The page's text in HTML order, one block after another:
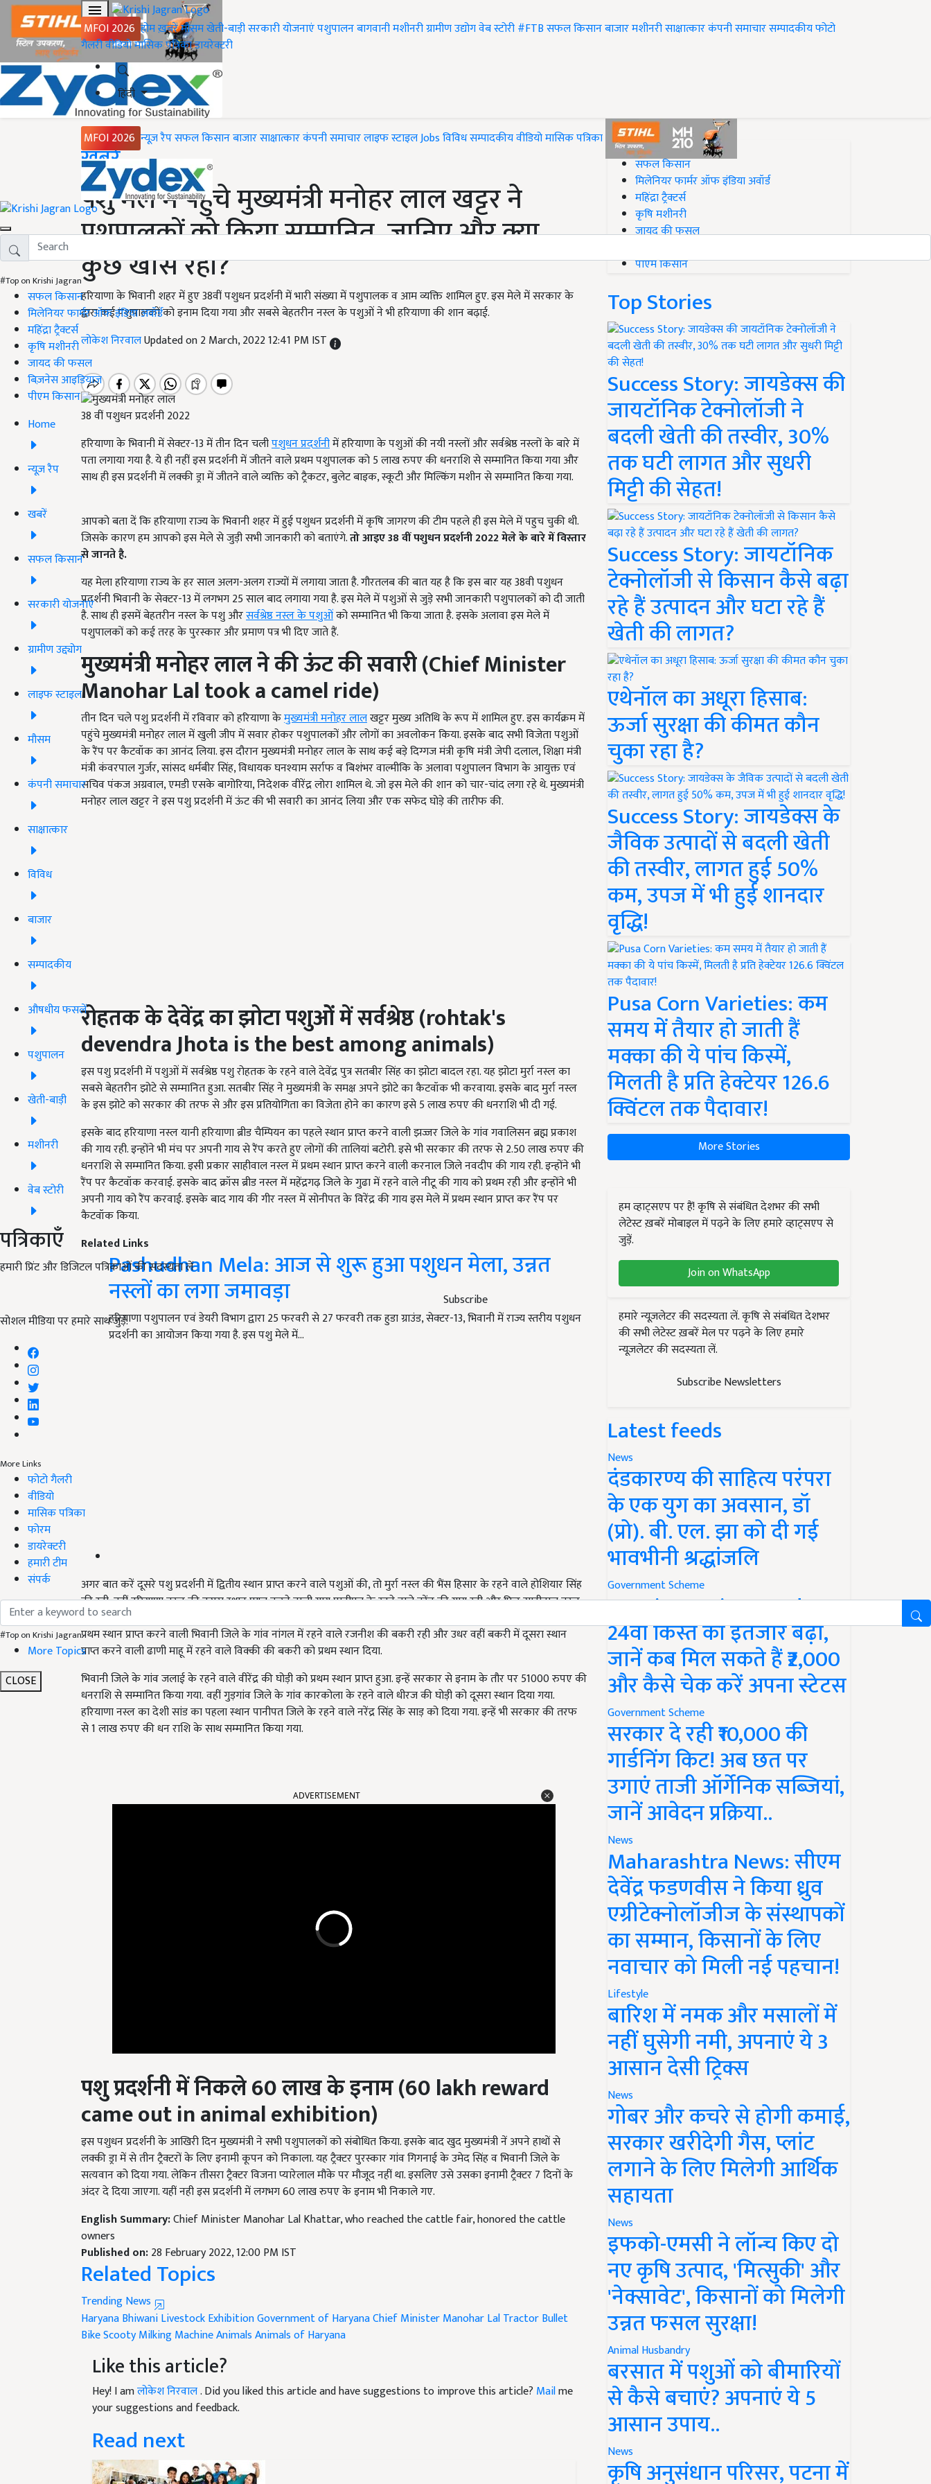
MFOI 2026 होमख़बरेंमौसमखेती-बाड़ीसरकारी योजनाएंपशुपालनबागवानीमशीनरीग्रामीण उद्योगवेब स्टोरी#FTBसफल किसानबाजारमशीनरीसाक्षात्कारकंपनी समाचारसम्पादकीयफोटो
गैलरीवीडियोमासिक पत्रिकाडायरेक्टरी
हिंदी
MFOI 2026 न्यूज़ रैपसफल किसानबाजारसाक्षात्कारकंपनी समाचारलाइफ स्टाइलJobsविविधसम्पादकीयवीडियोमासिक पत्रिका
#Top on Krishi Jagran
सफल किसान
मिलेनियर फार्मर ऑफ इंडिया अवॉर्ड
महिंद्रा ट्रैक्टर्स
कृषि मशीनरी
जायद की फसल
बिज़नेस आइडियाज
पीएम किसान
Home
न्यूज़ रैप
खबरें
सफल किसान
सरकारी योजनाएं
ग्रामीण उद्द्योग
लाइफ स्टाइल
मौसम
कंपनी समाचार
साक्षात्कार
विविध
बाजार
सम्पादकीय
औषधीय फसलें
पशुपालन
खेती-बाड़ी
मशीनरी
वेब स्टोरी
पत्रिकाएँ
हमारी प्रिंट और डिजिटल पत्रिकाओं की सदस्यता लें
Subscribe
सोशल मीडिया पर हमारे साथ जुड़ें:
More Links
फोटो गैलरी
वीडियो
मासिक पत्रिका
फोरम
डायरेक्टरी
हमारी टीम
संपर्क
#Top on Krishi Jagran
More Topics
CLOSE
Home
ख़बरें
पशु मेले में पहुंचे मुख्यमंत्री मनोहर लाल खट्टर ने
पशुपालकों को किया सम्मानित, जानिए और क्या
कुछ खास रहा?
हरियाणा के भिवानी शहर में हुए 38वीं पशुधन प्रदर्शनी में भारी संख्या में पशुपालक व आम व्यक्ति शामिल हुए. इस मेले में सरकार के
द्वारा कई पशुपालकों को इनाम दिया गया और सबसे बेहतरीन नस्ल के पशुओं ने भी हरियाणा की शान बढ़ाई.
लोकेश निरवालUpdated on 2 March, 2022 12:41 PM IST
38 वीं पशुधन प्रदर्शनी 2022
हरियाणा के भिवानी में सेक्टर-13 में तीन दिन चलीपशुधन प्रदर्शनीमें हरियाणा के पशुओं की नयी नस्लों और सर्वश्रेष्ठ नस्लों के बारे में
पता लगाया गया है. ये ही नहीं इस प्रदर्शनी में जीतने वाले प्रथम पशुपालक को 5 लाख रुपए की धनराशि से सम्मानित किया गया और
साथ ही इस प्रदर्शनी में लक्की ड्रा में जीतने वाले व्यक्ति को ट्रैकटर, बुलेट बाइक, स्कूटी और मिल्किंग मशीन से सम्मानित किया गया.
आपको बता दें कि हरियाणा राज्य के भिवानी शहर में हुई पशुधन प्रदर्शनी में कृषि जागरण की टीम पहले ही इस मेले में पहुच चुकी थी.
जिसके कारण हम आपको इस मेले से जुड़ी सभी जानकारी को बताएंगे.तो आइए38वीं पशुधन प्रदर्शनी2022मेले के बारे में विस्तार
से जानते है.
यह मेला हरियाणा राज्य के हर साल अलग-अलग राज्यों में लगाया जाता है. गौरतलब की बात यह है कि इस बार यह 38वी पशुधन
प्रदर्शनी भिवानी के सेक्टर-13 में लगभग 25 साल बाद लगाया गया है. इस मेले में पशुओं से जुड़े सभी जानकारी पशुपालकों को दी जाती
है. साथ ही इसमें बेहतरीन नस्ल के पशु औरसर्वश्रेष्ठ नस्ल के पशुओंको सम्मानित भी किया जाता है. इसके अलावा इस मेले में
पशुपालकों को कई तरह के पुरस्कार और प्रमाण पत्र भी दिए जाते हैं.
मुख्यमंत्री मनोहर लाल ने की ऊंट की सवारी(Chief Minister
Manohar Lal took a camel ride)
तीन दिन चले पशु प्रदर्शनी में रविवार को हरियाणा केमुख्यमंत्री मनोहर लालखट्टर मुख्य अतिथि के रूप में शामिल हुए. इस कार्यक्रम में
पहुंचे मुख्यमंत्री मनोहर लाल में खुली जीप में सवार होकर पशुपालकों और लोगों का अवलोकन किया. इसके बाद सभी विजेता पशुओं
के रैंप पर कैटवॉक का आनंद लिया. इस दौरान मुख्यमंत्री मनोहर लाल के साथ कई बड़े दिग्गज मंत्री कृषि मंत्री जेपी दलाल, शिक्षा मंत्री
मंत्री कंवरपाल गुर्जर, सांसद धर्मबीर सिंह, विधायक घनश्याम सर्राफ व बिशंभर वाल्मीकि के अलावा पशुपालन विभाग के आयुक्त एवं
सचिव पंकज अग्रवाल, एमडी एसके बागोरिया, निदेशक वीरेंद्र लोरा शामिल थे. जो इस मेले की शान को चार-चांद लगा रहे थे. मुख्यमंत्री
मनोहर लाल खट्टर ने इस पशु प्रदर्शनी में ऊंट की भी सवारी का आनंद लिया और एक सफेद घोड़े की तारीफ की.
रोहतक के देवेंद्र का झोटा पशुओं में सर्वश्रेष्ठ(rohtak's
devendra Jhota is the best among animals)
इस पशु प्रदर्शनी में पशुओं में सर्वश्रेष्ठ पशु रोहतक के रहने वाले देवेंद्र पुत्र सतबीर सिंह का झोटा बादल रहा. यह झोटा मुर्रा नस्ल का
सबसे बेहतरीन झोटे से सम्मानित हुआ. सतबीर सिंह ने मुख्यमंत्री के समक्ष अपने झोटे का कैटवॉक भी करवाया. इसके बाद मुर्रा नस्ल
के इस झोटे को सरकार की तरफ से और इस प्रतियोगिता का विजेता होने का कारण इसे 5 लाख रुपए की धनराशि भी दी गई.
इसके बाद हरियाणा नस्ल यानी हरियाणा ब्रीड चैम्पियन का पहले स्थान प्राप्त करने वाली झज्जर जिले के गांव गवालिसन ब्रह्म प्रकाश
की गाय रही. इन्होंने भी मंच पर अपनी गाय से रैंप करते हुए लोगों की तालियां बटोरी. इसे भी सरकार की तरफ से 2.50 लाख रुपए की
धनराशि से सम्मानित किया. इसी प्रकार साहीवाल नस्ल में प्रथम स्थान प्राप्त करने वाली करनाल जिले नवदीप की गाय रही. इन्होंने भी
रैंप पर कैटवॉक करवाई. इसके बाद क्रॉस ब्रीड नस्ल में महेंद्रगढ़ जिले के गुढा में रहने वाले नीटू की गाय को प्रथम रही और इन्होंने भी
अपनी गाय को रैंप करवाई. इसके बाद गाय की गीर नस्ल में सोनीपत के विरेंद्र की गाय इस मेले में प्रथम स्थान प्राप्त कर रैंप पर
कैटवॉक किया.
Related Links
Pashudhan Mela: आज से शुरू हुआ पशुधन मेला, उन्नत
नस्लों का लगा जमावड़ा
हरियाणा पशुपालन एवं डेयरी विभाग द्वारा 25 फरवरी से 27 फरवरी तक हुडा ग्राउंड, सेक्टर-13, भिवानी में राज्य स्तरीय पशुधन
प्रदर्शनी का आयोजन किया गया है. इस पशु मेले में…
अगर बात करें दूसरे पशु प्रदर्शनी में द्वितीय स्थान प्राप्त करने वाले पशुओं की, तो मुर्रा नस्ल की भैंस हिसार के रहने वाले होशियार सिंह
की रही. वहीं हरियाणा नस्ल की दूसरा स्थान प्राप्त करने वाली गाय पानीपत के रहने वाले नरेंद्र की गाय रही और फिर साहीवाल नस्ल
में करनाल के रहने वाले वासुदेव की गाय और फिर क्रॉस ब्रीड नस्ल में महेंद्रगढ़ के रहने वाले नीटू की गाय रही. इसी प्रकार से बकरी में
प्रथम स्थान प्राप्त करने वाली भिवानी जिले के गांव नांगल में रहने वाले रजनीश की बकरी रही और उधर वहीं बकरी में दूसरा स्थान
प्राप्त करने वाली ढाणी माहू में रहने वाले विक्की की बकरी को प्रथम स्थान दिया.
भिवानी जिले के गांव जलाई के रहने वाले वीरेंद्र की घोड़ी को प्रथम स्थान प्राप्त हुआ. इन्हें सरकार से इनाम के तौर पर 51000 रुपए की
धनराशि से सम्मानित किया गया. वहीं गुड़गांव जिले के गांव कारकोला के रहने वाले धीरज की घोड़ी को दूसरा स्थान दिया गया.
हरियाणा नस्ल का देशी सांड का पहला स्थान पानीपत जिले के रहने वाले नरेंद्र सिंह के साड़ को दिया गया. इन्हें भी सरकार की तरफ
से 1 लाख रुपए की धन राशि के साथ सम्मानित किया गया.
पशु प्रदर्शनी में निकले 60लाख के इनाम(60 lakh reward
came out in animal exhibition)
इस पशुधन प्रदर्शनी के आखिरी दिन मुख्यमंत्री ने सभी पशुपालकों को संबोधित किया. इसके बाद खुद मुख्यमंत्री नें अपने हाथों से
लक्की ड्रा में से तीन ट्रैक्टरों के लिए इनामी कूपन को निकाला. यह ट्रैक्टर पुरस्कार गांव गिगनाई के उमेद सिंह व भिवानी जिले के
सत्यवान को दिया गया. लेकिन तीसरा ट्रैक्टर विजना प्यारेलाल मौके पर मौजूद नहीं था. इसलिए उसे उसका इनामी ट्रैक्टर 7 दिनों के
अंदर दे दिया जाएगा. यहीं नही इस प्रदर्शनी में लगभग 60 लाख रुपए के इनाम भी निकाले गए.
owners
Published on:
Related Topics
Trending News
HaryanaBhiwaniLivestock Exhibition
BikeScootyMilking MachineAnimals Animals of Haryana
Like this article?
Hey! I amलोकेश निरवाल. Did you liked this article and have suggestions to improve this article?
your suggestions and feedback.
Read next
#Top on Krishi Jagran
सफल किसान
मिलेनियर फार्मर ऑफ इंडिया अवॉर्ड
महिंद्रा ट्रैक्टर्स
कृषि मशीनरी
जायद की फसल
पीएम किसान
Top Stories
Success Story: जायडेक्स की
जायटॉनिक टेक्नोलॉजी ने
बदली खेती की तस्वीर, 30%
तक घटी लागत और सुधरी
मिट्टी की सेहत!
Success Story: जायटॉनिक
टेक्नोलॉजी से किसान कैसे बढ़ा
रहे हैं उत्पादन और घटा रहे हैं
खेती की लागत?
एथेनॉल का अधूरा हिसाब:
ऊर्जा सुरक्षा की कीमत कौन
चुका रहा है?
Success Story: जायडेक्स के
जैविक उत्पादों से बदली खेती
की तस्वीर, लागत हुई 50%
कम, उपज में भी हुई शानदार
वृद्धि!
Pusa Corn Varieties: कम
समय में तैयार हो जाती हैं
मक्का की ये पांच किस्में,
मिलती है प्रति हेक्टेयर 126.6
क्विंटल तक पैदावार!
More Stories
हम व्हाट्सएप पर हैं! कृषि से संबंधित देशभर की सभी
लेटेस्ट ख़बरें मोबाइल में पढ़ने के लिए हमारे व्हाट्सएप से
जुड़ें.
Join on WhatsApp
हमारे न्यूज़लेटर की सदस्यता लें. कृषि से संबंधित देशभर
की सभी लेटेस्ट ख़बरें मेल पर पढ़ने के लिए हमारे
न्यूज़लेटर की सदस्यता लें.
Subscribe Newsletters
Latest feeds
News
दंडकारण्य की साहित्य परंपरा
के एक युग का अवसान, डॉ
(प्रो). बी. एल. झा को दी गई
भावभीनी श्रद्धांजलि
Government Scheme
PM Kisan Yojana Update:
24वीं किस्त का इंतजार बढ़ा,
जानें कब मिल सकते हैं ₹2,000
और कैसे चेक करें अपना स्टेटस
Government Scheme
सरकार दे रही ₹10,000 की
गार्डनिंग किट! अब छत पर
उगाएं ताजी ऑर्गेनिक सब्जियां,
जानें आवेदन प्रक्रिया..
News
Maharashtra News: सीएम
देवेंद्र फडणवीस ने किया ध्रुव
एग्रीटेक्नोलॉजीज के संस्थापकों
का सम्मान, किसानों के लिए
नवाचार को मिली नई पहचान!
Lifestyle
बारिश में नमक और मसालों में
नहीं घुसेगी नमी, अपनाएं ये 3
आसान देसी ट्रिक्स
News
गोबर और कचरे से होगी कमाई,
सरकार खरीदेगी गैस, प्लांट
लगाने के लिए मिलेगी आर्थिक
सहायता
News
इफको-एमसी ने लॉन्च किए दो
नए कृषि उत्पाद, 'मित्सुकी' और
'नेक्सावेट', किसानों को मिलेगी
उन्नत फसल सुरक्षा!
Animal Husbandry
बरसात में पशुओं को बीमारियों
से कैसे बचाएं? अपनाएं ये 5
आसान उपाय..
News
कृषि अनुसंधान परिसर, पटना में